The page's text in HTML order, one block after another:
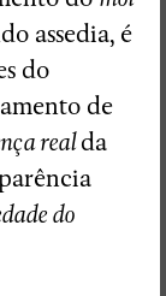
assedia, é
do
de
realda
do